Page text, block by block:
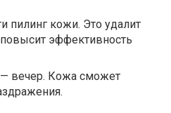
пилинг кожи. Это удалит
эффективность
вечер. Кожа сможет